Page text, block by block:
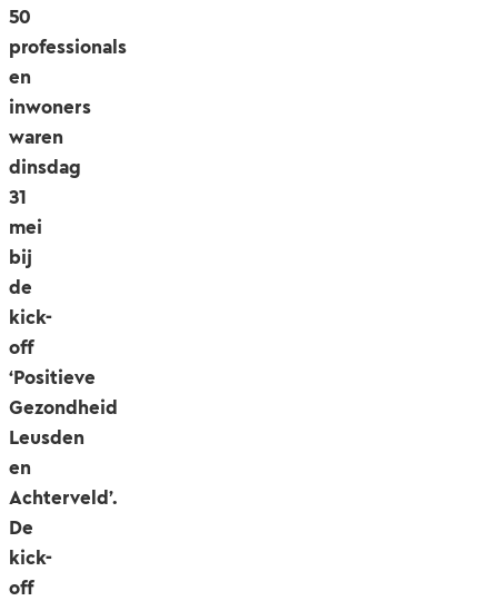
50
professionals
en
inwoners
waren
dinsdag
31
mei
bij
de
kick-
off
‘Positieve
Gezondheid
Leusden
en
Achterveld’.
De
kick-
off